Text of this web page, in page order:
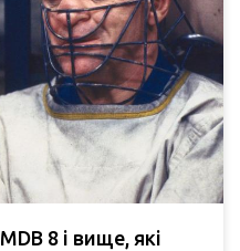
8 і вище, які